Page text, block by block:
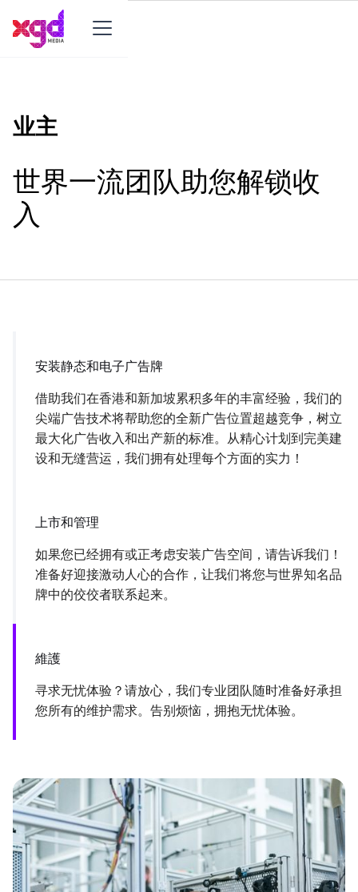
业主
世界一流团队助您解锁收
入
安装静态和电子广告牌
借助我们在香港和新加坡累积多年的丰富经验，我们的
尖端广告技术将帮助您的全新广告位置超越竞争，树立
最大化广告收入和出产新的标准。从精心计划到完美建
设和无缝营运，我们拥有处理每个方面的实力！
上市和管理
如果您已经拥有或正考虑安装广告空间，请告诉我们！
准备好迎接激动人心的合作，让我们将您与世界知名品
牌中的佼佼者联系起来。
維護
寻求无忧体验？请放心，我们专业团队随时准备好承担
您所有的维护需求。告别烦恼，拥抱无忧体验。